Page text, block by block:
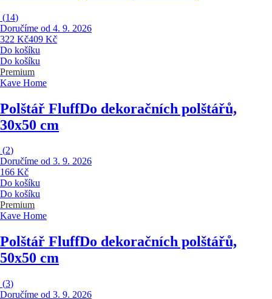
(14)
Doručíme od 4. 9. 2026
322 Kč409 Kč
Do košíku
Do košíku
Premium
Kave Home
Polštář FluffDo dekoračních polštářů,
30x50 cm
(2)
Doručíme od 3. 9. 2026
166 Kč
Do košíku
Do košíku
Premium
Kave Home
Polštář FluffDo dekoračních polštářů,
50x50 cm
(3)
Doručíme od 3. 9. 2026